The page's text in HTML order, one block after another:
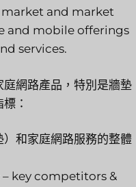
and market
and mobile offerings
services.
網路產品，特別是牆墊
：
和家庭網路服務的整體
key competitors &